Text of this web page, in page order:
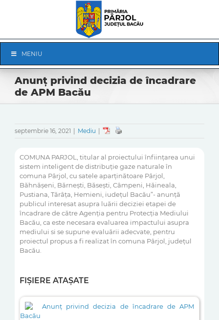
Navigation
MENIU
Anunț privind decizia de încadrare
de APM Bacău
septembrie 16, 2021 Mediu
COMUNA PARJOL, titular al proiectului înființarea unui
sistem inteligent de distribuție gaze naturale în
comuna Pârjol, cu satele aparținătoare Pârjol,
Băhnășeni, Bărnești, Băsești, Câmpeni, Hăineala,
Pustiana, Tărâța, Hemieni, iudețul Bacău”- anunță
publicul interesat asupra luării deciziei etapei de
încadrare de către Agenția pentru Protecția Mediului
Bacău, ca este necesara evaluarea impactului asupra
mediului si se supune evaluării adecvate, pentru
proiectul propus a fi realizat în comuna Pârjol, județul
Bacău.
FIȘIERE ATAȘATE
Anunț privind decizia de încadrare de APM
Bacău